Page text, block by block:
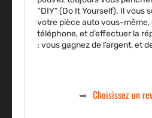
“DIY” (Do It Yourself). Il vous
votre pièce auto vous-même,
téléphone, et d’effectuer la
: vous gagnez de l’argent, et
Choisissez un